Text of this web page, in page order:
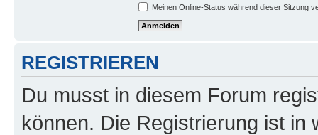
Meinen Online-Status während dieser Sitzung
REGISTRIEREN
Du musst in diesem Forum
können. Die Registrierung ist in